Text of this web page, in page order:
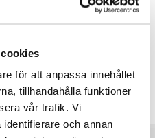
för att anpassa innehållet
tillhandahålla funktioner
vår trafik. Vi
och annan